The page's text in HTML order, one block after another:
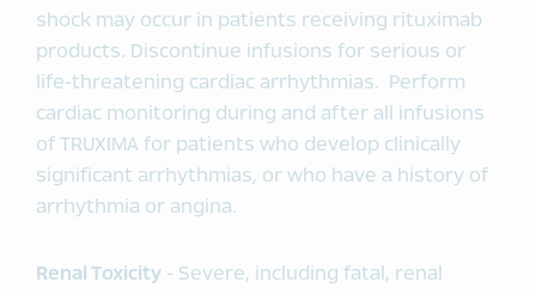
shock may occur in patients receiving rituximab
products. Discontinue infusions for serious or
life-threatening cardiac arrhythmias. Perform
cardiac monitoring during and after all infusions
of TRUXIMA for patients who develop clinically
significant arrhythmias, or who have a history of
arrhythmia or angina.
Renal Toxicity - Severe, including fatal, renal